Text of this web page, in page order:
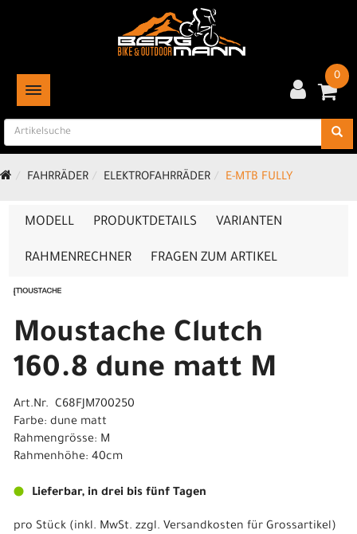
TOGGLE NAVIGATION
0
FAHRRÄDER ELEKTROFAHRRÄDER E-MTB FULLY
MODELL PRODUKTDETAILS VARIANTEN
RAHMENRECHNER FRAGEN ZUM ARTIKEL
Moustache Clutch
160.8 dune matt M
Art.Nr. C68FJM700250
Farbe: dune matt
Rahmengrösse: M
Rahmenhöhe: 40cm
Lieferbar, in drei bis fünf Tagen
pro Stück (inkl. MwSt. zzgl. Versandkosten für Grossartikel)